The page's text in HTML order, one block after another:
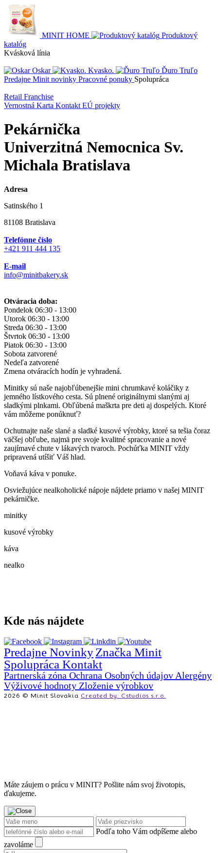
MINIT HOME
Produktový
katalóg
Kvásková línia
Oskar Kvasko.
Ďuro Truľo
Predajne Minit novinky Pracovné ponuky Spolupráca
Retail Franchise
Vernostná Karta Kontakt EÚ projekty
Pekárnička
Univerzitná Nemocnica Sv.
Michala Bratislava
Adresa
Satinského 1
81108 Bratislava
Telefónne číslo
+421 911 444 135
E-mail
info@minitbakery.sk
Otváracia doba:
Pondelok 06:30 - 13:00
Utorok 06:30 - 13:00
Streda 06:30 - 13:00
Štvrtok 06:30 - 13:00
Piatok 06:30 - 13:00
Sobota zatvorené
Nedeľa zatvorené
Zmena otváracích hodín je vyhradená.
Minitky sú naše najobľúbenejšie mini chrumkavé koláčiky z
jemného lístkového cesta. Sú plnené originálnymi slanými aj
sladkými plnkami. Obľúbená maškrta pre deti aj dospelých. Ktoré
vám môžeme ponúknuť?
Ochutnajte naše slané a sladké kusové výrobky, ktoré sa tešia čoraz
väčšej obľube, najmä pre svoje kvalitné spracovanie a nové
zaujímavé chute v lákavých tvaroch. Pochúťka MINIT vždy
pripravená utíšiť Váš hlad.
Voňavá káva v ponuke.
Osviežujúce nealkoholické nápoje nájdete priamo v našej MINIT
pekárničke.
minitky
kusové výrobky
káva
nealko
Kde nás nájdete
Predajne NovinkyZnačka Minit
Spolupráca Kontakt
Partnerská zóna Ochrana Osobných údajov Alergény
Výživové hodnoty Zloženie výrobkov
2026 © Minit Slovakia Created by: Cstudios s.r.o.
Máte záujem o prácu v MINIT? Pošlite nám svoj životopis,
ďakujeme.
Podľa toho Vám odpíšeme alebo
zavoláme